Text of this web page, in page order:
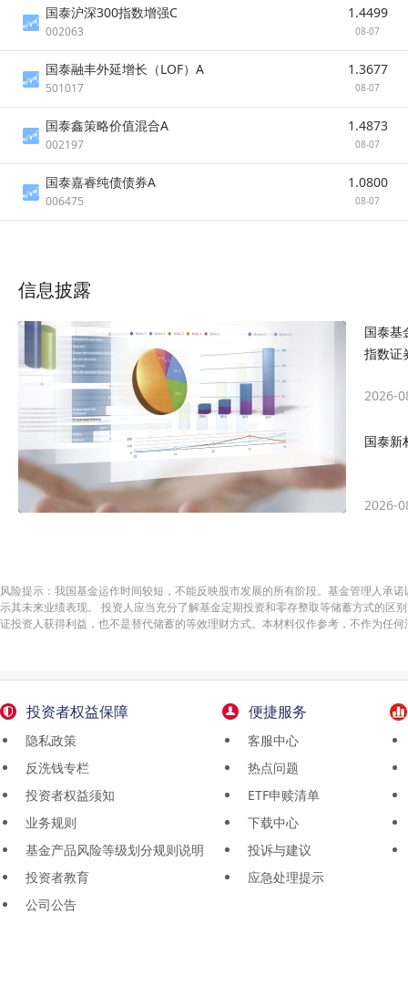
国泰沪深300指数增强C
002063
1.4499
08-07
国泰融丰外延增长（LOF）A
501017
1.3677
08-07
国泰鑫策略价值混合A
002197
1.4873
08-07
国泰嘉睿纯债债券A
006475
1.0800
08-07
信息披露
国泰基
指数证
2026-
国泰新
2026-
风险提示：我国基金运作时间较短，不能反映股市发展的所有阶段。基金管理人承
示其未来业绩表现。 投资人应当充分了解基金定期投资和零存整取等储蓄方式的
证投资人获得利益，也不是替代储蓄的等效理财方式。本材料仅作参考，不作为任
投资者权益保障
隐私政策
反洗钱专栏
投资者权益须知
业务规则
基金产品风险等级划分规则说明
投资者教育
公司公告
便捷服务
客服中心
热点问题
ETF申赎清单
下载中心
投诉与建议
应急处理提示